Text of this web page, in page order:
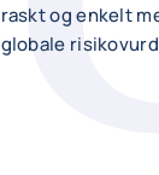
raskt og enkelt med
globale